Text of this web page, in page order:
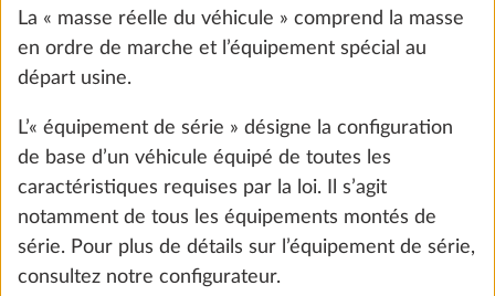
10,0 kg
455 €
La « masse réelle du véhicule » comprend la masse
en ordre de marche et l’équipement spécial au
départ usine.
L’« équipement de série » désigne la configuration
de base d’un véhicule équipé de toutes les
caractéristiques requises par la loi. Il s’agit
notamment de tous les équipements montés de
série. Pour plus de détails sur l’équipement de série,
consultez notre configurateur.